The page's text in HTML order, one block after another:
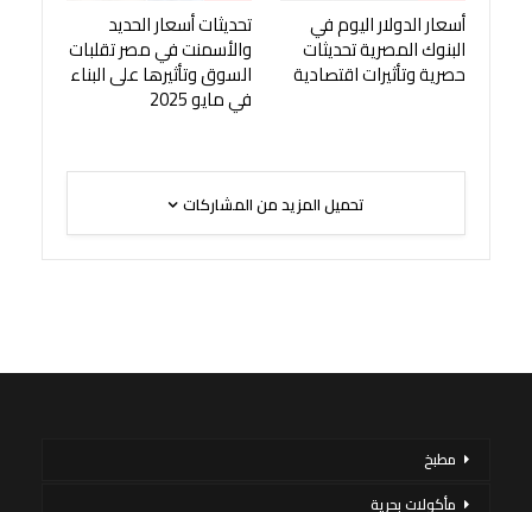
أسعار الدولار اليوم في
البنوك المصرية تحديثات
حصرية وتأثيرات اقتصادية
تحديثات أسعار الحديد
والأسمنت في مصر تقلبات
السوق وتأثيرها على البناء
في مايو 2025
تحميل المزيد من المشاركات
مطبخ
مأكولات بحرية